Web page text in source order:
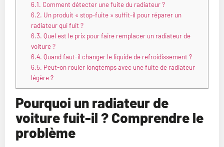
6.1. Comment détecter une fuite du radiateur ?
6.2. Un produit « stop-fuite » suffit-il pour réparer un
radiateur qui fuit ?
6.3. Quel est le prix pour faire remplacer un radiateur de
voiture ?
6.4. Quand faut-il changer le liquide de refroidissement ?
6.5. Peut-on rouler longtemps avec une fuite de radiateur
légère ?
Pourquoi un radiateur de
voiture fuit-il ? Comprendre le
problème